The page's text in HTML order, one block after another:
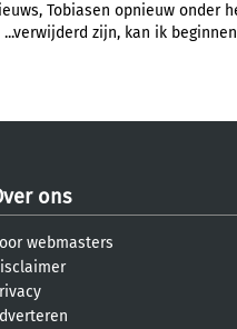
Tobiasen opnieuw onder
...verwijderd zijn, kan ik
ons
webmasters